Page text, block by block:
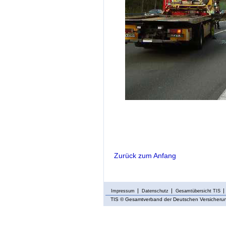
Zurück zum Anfang
Impressum Datenschutz Gesamtübersicht TIS
TIS © Gesamtverband der Deutschen